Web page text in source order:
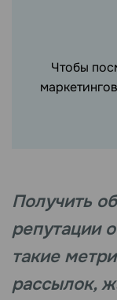
Чтобы
Получить
репутации
такие
рассылок,